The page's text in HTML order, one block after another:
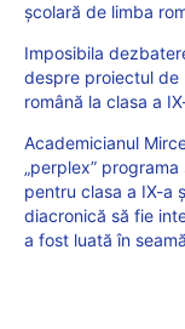
școlară de limba
Imposibila
despre proiectul de
română la clasa a
Academicianul
„perplex”
pentru clasa a IX-a
diacronică să fie
a fost luată în seamă